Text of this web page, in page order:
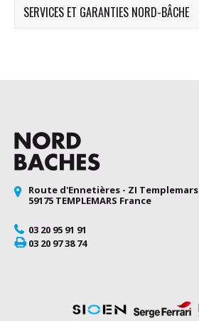
SERVICES ET GARANTIES NORD-BÂCHE
Route d'Ennetières - ZI Templemars
59175 TEMPLEMARS France
03 20 95 91 91
03 20 97 38 74